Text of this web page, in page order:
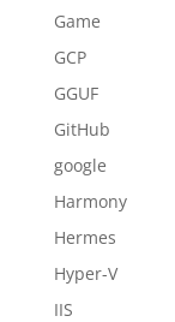
Game
GCP
GGUF
GitHub
google
Harmony
Hermes
Hyper-V
IIS